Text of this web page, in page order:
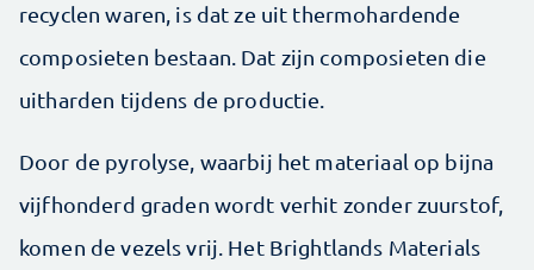
recyclen waren, is dat ze uit thermohardende
composieten bestaan. Dat zijn composieten die
uitharden tijdens de productie.
Door de pyrolyse, waarbij het materiaal op bijna
vijfhonderd graden wordt verhit zonder zuurstof,
komen de vezels vrij. Het Brightlands Materials